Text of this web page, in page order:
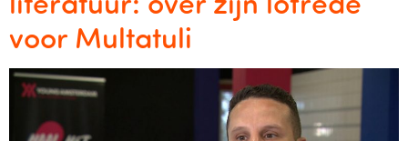
voor Multatuli